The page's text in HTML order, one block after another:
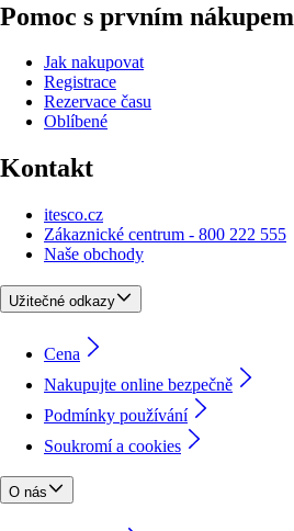
Pomoc s prvním nákupem
Jak nakupovat
Registrace
Rezervace času
Oblíbené
Kontakt
itesco.cz
Zákaznické centrum - 800 222 555
Naše obchody
Užitečné odkazy
Cena
Nakupujte online bezpečně
Podmínky používání
Soukromí a cookies
O nás